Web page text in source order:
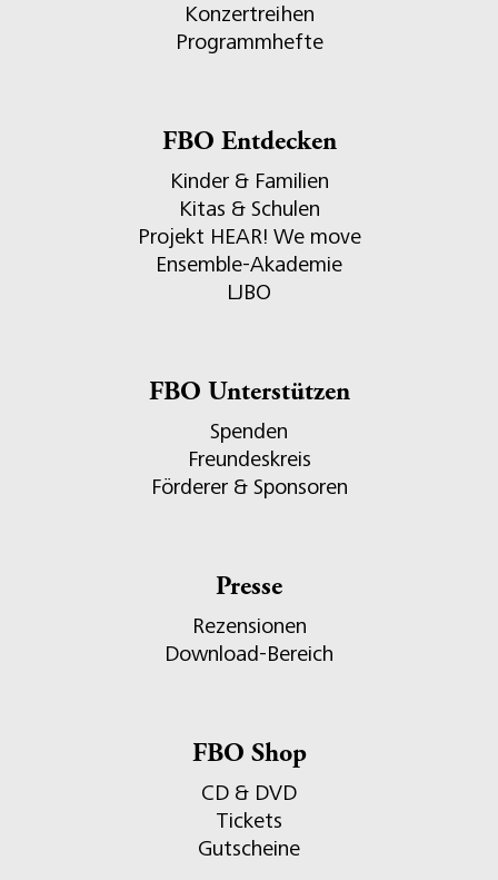
Konzertreihen
Programmhefte
FBO Entdecken
Kinder & Familien
Kitas & Schulen
Projekt HEAR! We move
Ensemble-Akademie
LJBO
FBO Unterstützen
Spenden
Freundeskreis
Förderer & Sponsoren
Presse
Rezensionen
Download-Bereich
FBO Shop
CD & DVD
Tickets
Gutscheine